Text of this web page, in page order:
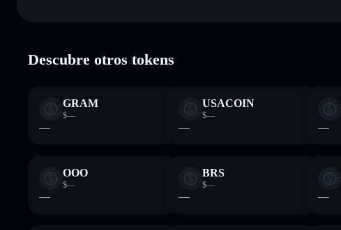
Descubre otros tokens
GRAM
$—
—
USACOIN
$—
— —
OOO
$—
—
BRS
$—
— —